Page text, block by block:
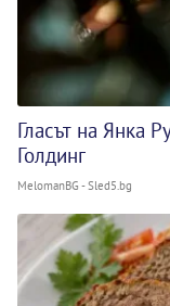
Гласът на Янка
Голдинг
MelomanBG - Sled5.bg